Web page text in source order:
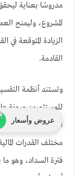
مدروسًا بعناية
المشروع، وليمنح
الزيادة المتوقعة في
القادمة.
للمستثمرين مرونة
الإدارية أو
مختلف القدرات
فترة السداد، وهو
عروض وأسعار